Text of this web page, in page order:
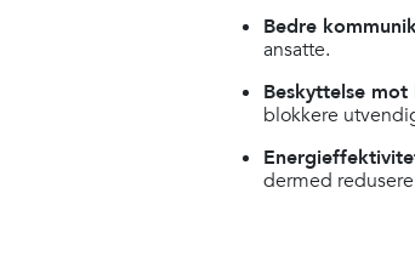
Bedre
ansatte.
Beskyttelse
blokkere
dermed